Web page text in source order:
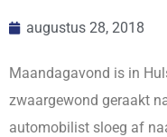
augustus 28, 2018
Maandagavond is in
zwaargewond geraakt
automobilist sloeg af